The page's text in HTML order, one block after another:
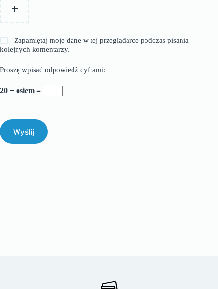
Zapamiętaj moje dane w tej przeglądarce podczas pisania
kolejnych komentarzy.
Proszę wpisać odpowiedź cyframi:
20 − osiem =
Wyślij